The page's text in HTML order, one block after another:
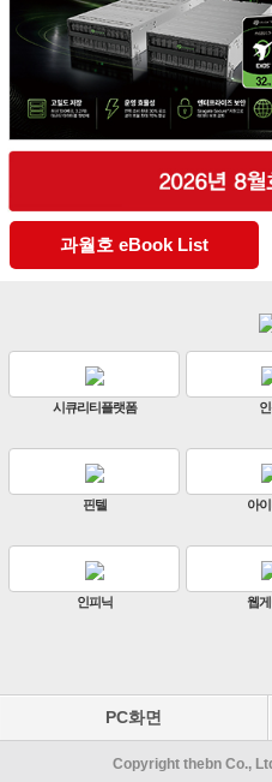
과월호 eBook List
엔텍디바이스
아이디스
판
원
PC화면
Copyright thebn Co.,